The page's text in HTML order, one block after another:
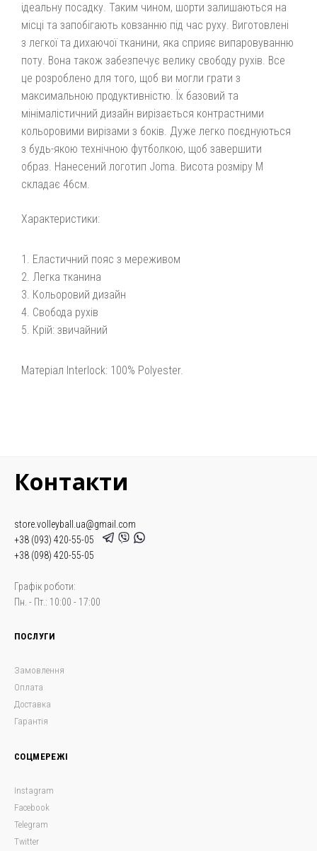
ідеальну посадку. Таким чином, шорти залишаються на
місці та запобігають ковзанню під час руху. Виготовлені
з легкої та дихаючої тканини, яка сприяє випаровуванню
поту. Вона також забезпечує велику свободу рухів. Все
це розроблено для того, щоб ви могли грати з
максимальною продуктивністю. Їх базовий та
мінімалістичний дизайн вирізається контрастними
кольоровими вирізами з боків. Дуже легко поєднуються
з будь-якою технічною футболкою, щоб завершити
образ. Нанесений логотип Joma. Висота розміру М
складає 46см.
Характеристики:
Еластичний пояс з мереживом
Легка тканина
Кольоровий дизайн
Свобода рухів
Крій: звичайний
Матеріал Interlock: 100% Polyester.
Контакти
store.volleyball.ua@gmail.com
+38 (093) 420-55-05
+38 (098) 420-55-05
Графік роботи:
Пн. - Пт.: 10:00 - 17:00
ПОСЛУГИ
Замовлення
Оплата
Доставка
Гарантія
СОЦМЕРЕЖІ
Instagram
Facebook
Telegram
Twitter